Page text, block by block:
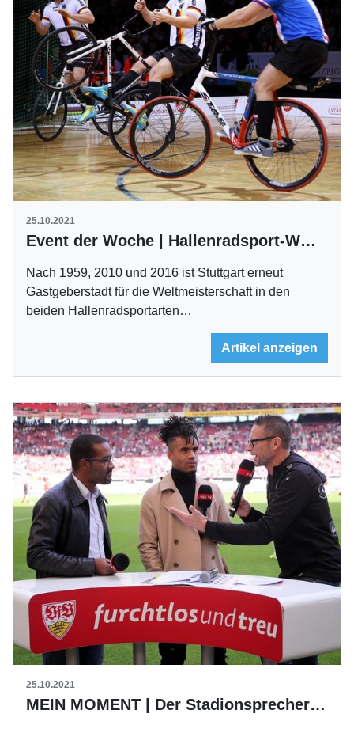
25.10.2021
Event der Woche | Hallenradsport-WM in Stuttgart
Nach 1959, 2010 und 2016 ist Stuttgart erneut
Gastgeberstadt für die Weltmeisterschaft in den
beiden Hallenradsportarten…
Artikel anzeigen
25.10.2021
MEIN MOMENT | Der Stadionsprecher des VfB Stuttgart